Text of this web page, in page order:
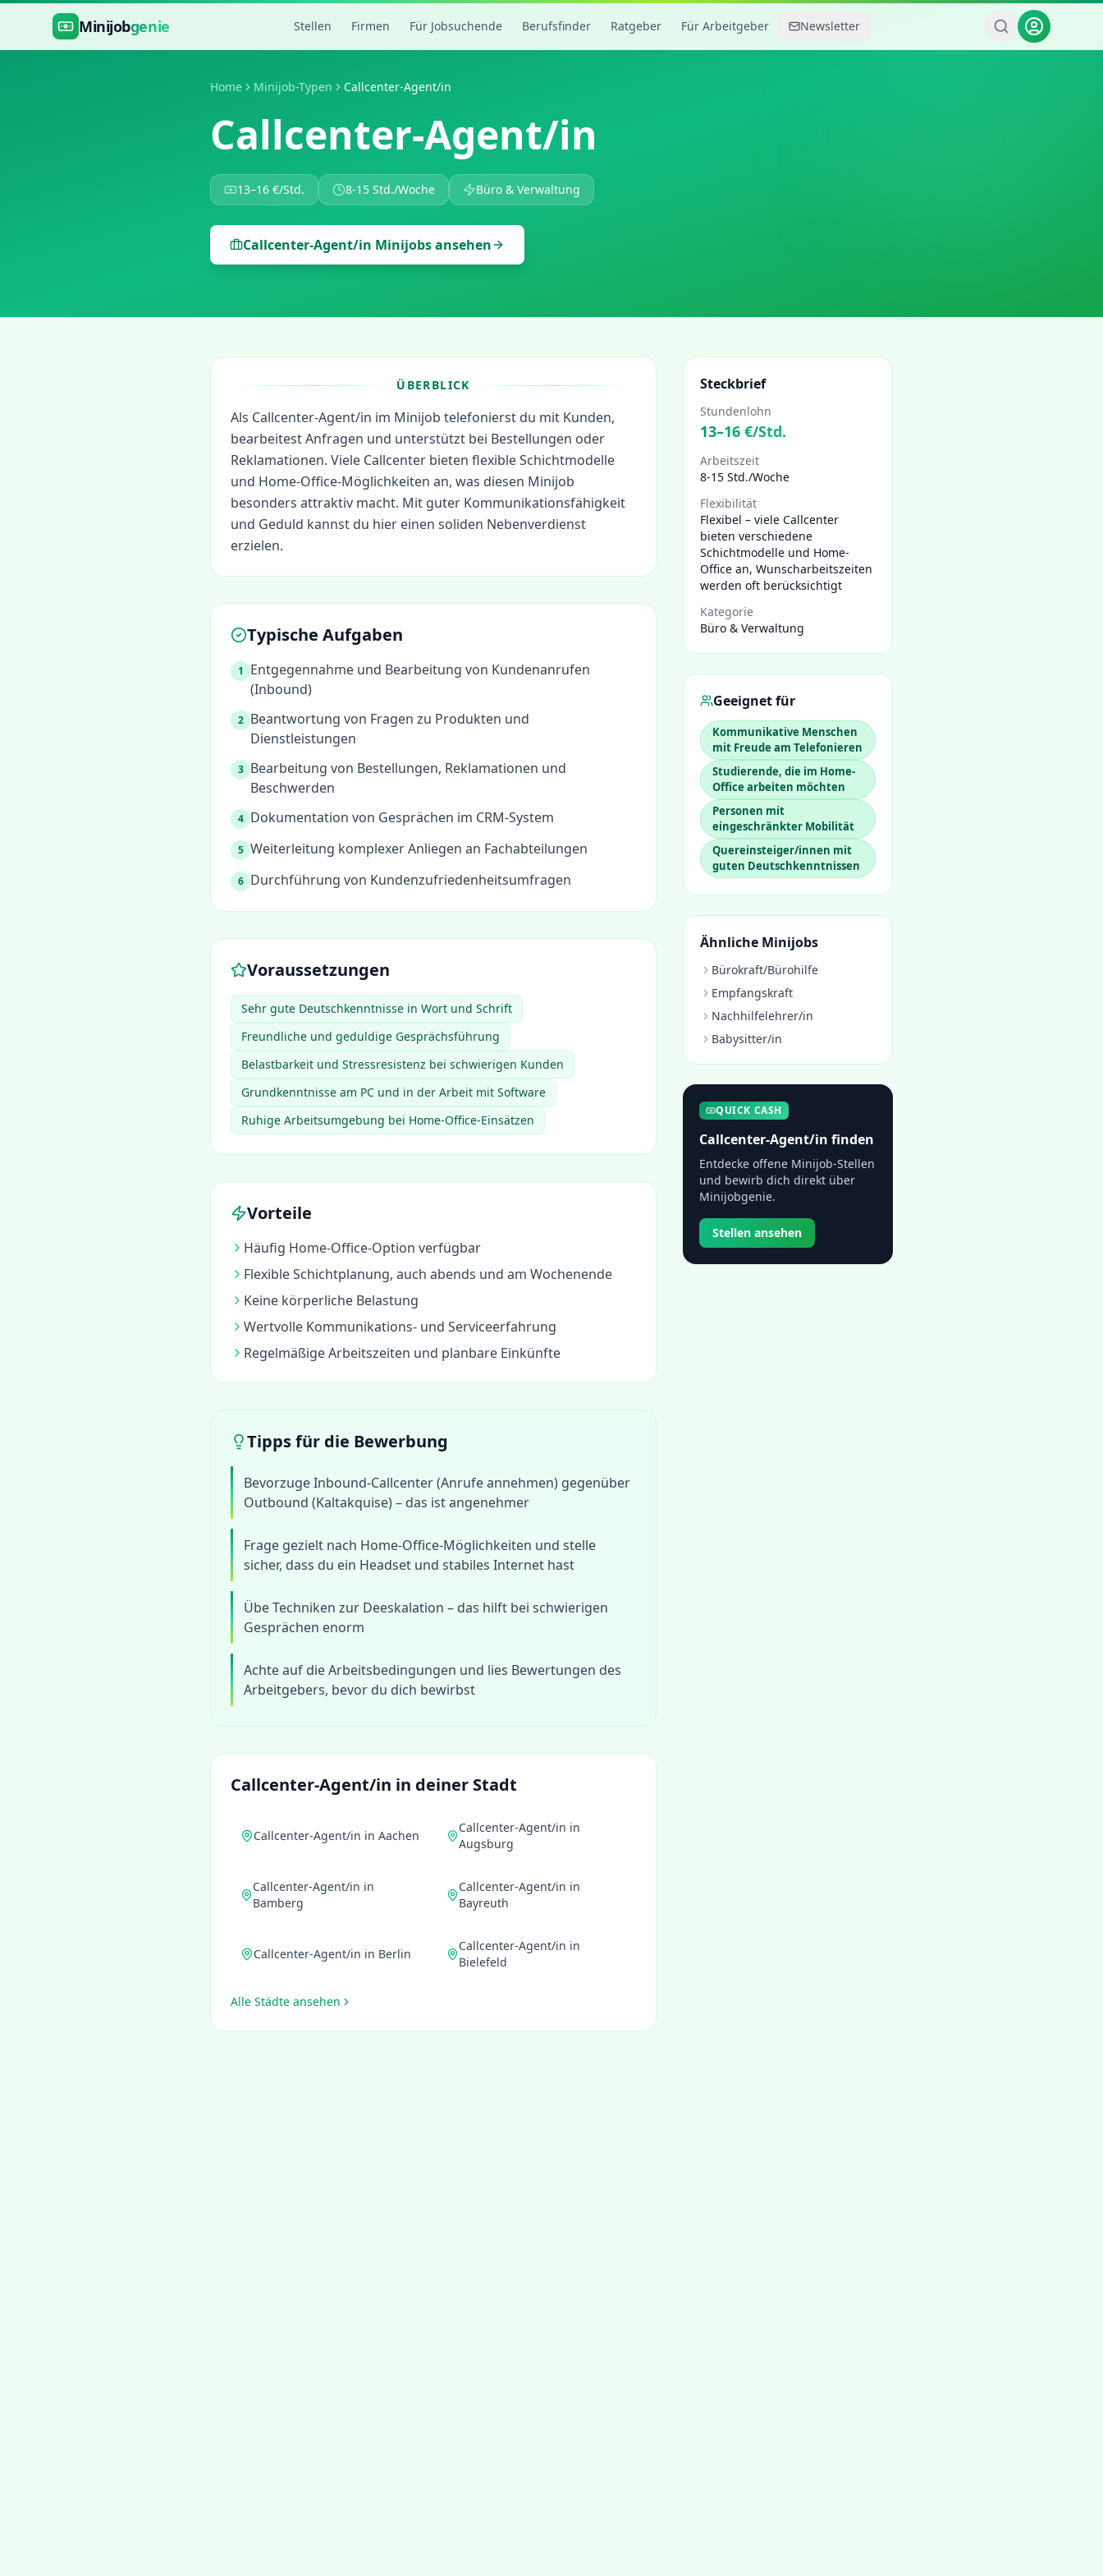
Zum Hauptinhalt springen
Minijobgenie Stellen Firmen Für Jobsuchende Berufsfinder Ratgeber Für Arbeitgeber Newsletter
Home Minijob-Typen Callcenter-Agent/in
Callcenter-Agent/in
13–16 €/Std. 8-15 Std./Woche Büro & Verwaltung
Callcenter-Agent/in Minijobs ansehen
ÜBERBLICK
Als Callcenter-Agent/in im Minijob telefonierst du mit Kunden,
bearbeitest Anfragen und unterstützt bei Bestellungen oder
Reklamationen. Viele Callcenter bieten flexible Schichtmodelle
und Home-Office-Möglichkeiten an, was diesen Minijob
besonders attraktiv macht. Mit guter Kommunikationsfähigkeit
und Geduld kannst du hier einen soliden Nebenverdienst
erzielen.
Typische Aufgaben
1
Entgegennahme und Bearbeitung von Kundenanrufen
(Inbound)
2 Beantwortung von Fragen zu Produkten und
Dienstleistungen
3 Bearbeitung von Bestellungen, Reklamationen und
Beschwerden
4 Dokumentation von Gesprächen im CRM-System
5 Weiterleitung komplexer Anliegen an Fachabteilungen
6 Durchführung von Kundenzufriedenheitsumfragen
Voraussetzungen
Sehr gute Deutschkenntnisse in Wort und Schrift
Freundliche und geduldige Gesprächsführung
Belastbarkeit und Stressresistenz bei schwierigen Kunden
Grundkenntnisse am PC und in der Arbeit mit Software
Ruhige Arbeitsumgebung bei Home-Office-Einsätzen
Vorteile
Häufig Home-Office-Option verfügbar
Flexible Schichtplanung, auch abends und am Wochenende
Keine körperliche Belastung
Wertvolle Kommunikations- und Serviceerfahrung
Regelmäßige Arbeitszeiten und planbare Einkünfte
Tipps für die Bewerbung
Bevorzuge Inbound-Callcenter (Anrufe annehmen) gegenüber
Outbound (Kaltakquise) – das ist angenehmer
Frage gezielt nach Home-Office-Möglichkeiten und stelle
sicher, dass du ein Headset und stabiles Internet hast
Übe Techniken zur Deeskalation – das hilft bei schwierigen
Gesprächen enorm
Achte auf die Arbeitsbedingungen und lies Bewertungen des
Arbeitgebers, bevor du dich bewirbst
Callcenter-Agent/in in deiner Stadt
Callcenter-Agent/in in Aachen
Callcenter-Agent/in in
Augsburg
Callcenter-Agent/in in
Bamberg
Callcenter-Agent/in in
Bayreuth
Callcenter-Agent/in in Berlin
Callcenter-Agent/in in
Bielefeld
Alle Städte ansehen
Steckbrief
Stundenlohn
13–16 €/Std.
Arbeitszeit
8-15 Std./Woche
Flexibilität
Flexibel – viele Callcenter
bieten verschiedene
Schichtmodelle und Home-
Office an, Wunscharbeitszeiten
werden oft berücksichtigt
Kategorie
Büro & Verwaltung
Geeignet für
Kommunikative Menschen
mit Freude am Telefonieren
Studierende, die im Home-
Office arbeiten möchten
Personen mit
eingeschränkter Mobilität
Quereinsteiger/innen mit
guten Deutschkenntnissen
Ähnliche Minijobs
Bürokraft/Bürohilfe
Empfangskraft
Nachhilfelehrer/in
Babysitter/in
QUICK CASH
Callcenter-Agent/in finden
Entdecke offene Minijob-Stellen
und bewirb dich direkt über
Minijobgenie.
Stellen ansehen